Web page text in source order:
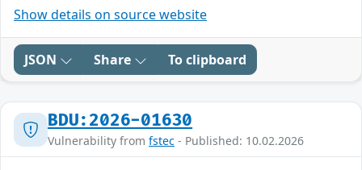
Show details on source website
JSON Share To clipboard
BDU:2026-01630
Vulnerability from fstec - Published: 10.02.2026